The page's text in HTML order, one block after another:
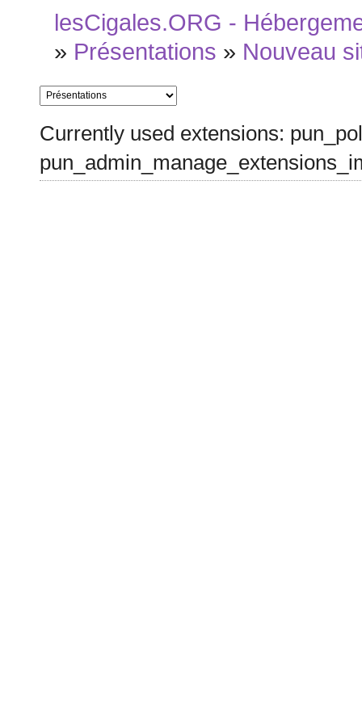
lesCigales.ORG -
» Présentations » Nouveau
Currently used extensions: